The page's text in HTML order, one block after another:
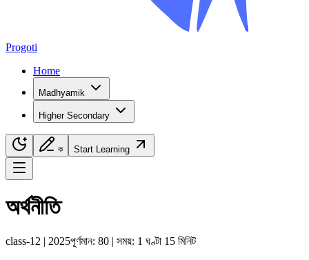
Progoti
Home
Madhyamik
Higher Secondary
ক Start Learning
Navigation Menu
অর্থনীতি
class-12 | 2025পূর্ণমান: 80 | সময়: 1 ঘণ্টা 15 মিনিট